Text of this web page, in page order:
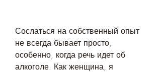
Сослаться на собственный опыт
не всегда бывает просто,
особенно, когда речь идет об
алкоголе. Как женщина, я